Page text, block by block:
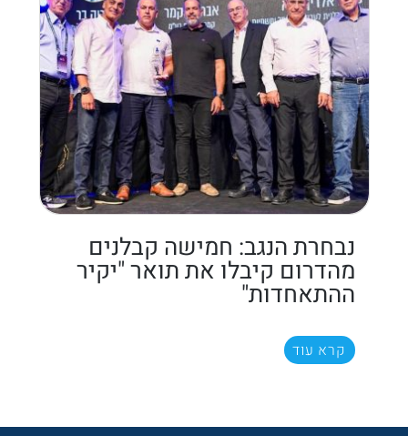
נבחרת הנגב: חמישה קבלנים
מהדרום קיבלו את תואר "יקיר
ההתאחדות"
קרא עוד